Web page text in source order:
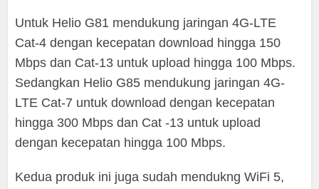
Untuk Helio G81 mendukung jaringan 4G-LTE
Cat-4 dengan kecepatan download hingga 150
Mbps dan Cat-13 untuk upload hingga 100 Mbps.
Sedangkan Helio G85 mendukung jaringan 4G-
LTE Cat-7 untuk download dengan kecepatan
hingga 300 Mbps dan Cat -13 untuk upload
dengan kecepatan hingga 100 Mbps.
Kedua produk ini juga sudah mendukng WiFi 5,